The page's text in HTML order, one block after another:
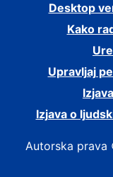
Desktop
Kako
Upravljaj
Izjava o
Autorska prava